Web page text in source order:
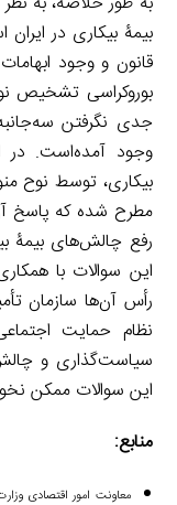
بیمۀ بیکاری در
قانون و وجود
بوروکراسی تشخیص
جدی نگرفتن
وجود آمده‌است. در
مطرح شده که پاسخ
رفع چالش‌های بیمۀ‌
این سوالات با
رأس آن‌ها سازمان
نظام حمایت
سیاست‌گذاری و
این سوالات ممکن
منابع:
معاونت امور اقتصادی وزارت